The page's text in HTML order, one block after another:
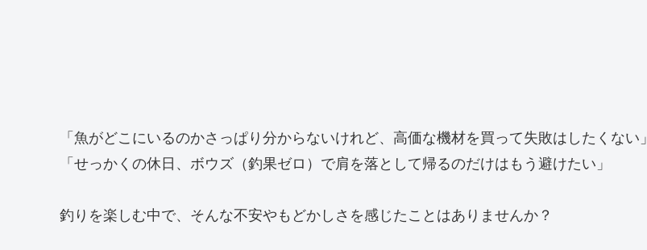
「魚がどこにいるのかさっぱり分からないけれど、高価な機材を買って失敗はしたくない」
「せっかくの休日、ボウズ（釣果ゼロ）で肩を落として帰るのだけはもう避けたい」
釣りを楽しむ中で、そんな不安やもどかしさを感じたことはありませんか？